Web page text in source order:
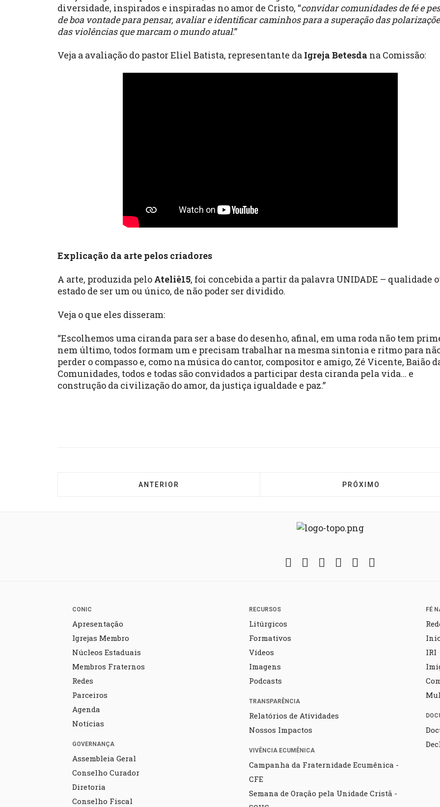
diversidade, inspirados e inspiradas no amor de Cristo, “convidar comunidades de fé e
de boa vontade para pensar, avaliar e identificar caminhos para a superação das
das violências que marcam o mundo atual.”
Veja a avaliação do pastor Eliel Batista, representante da Igreja Betesda na Comissão:
Explicação da arte pelos criadores
A arte, produzida pelo Ateliê15, foi concebida a partir da palavra UNIDADE – qualidade
estado de ser um ou único, de não poder ser dividido.
Veja o que eles disseram:
“Escolhemos uma ciranda para ser a base do desenho, afinal, em uma roda não tem
nem último, todos formam um e precisam trabalhar na mesma sintonia e ritmo para
perder o compasso e, como na música do cantor, compositor e amigo, Zé Vicente, Baião
Comunidades, todos e todas são convidados a participar desta ciranda pela vida... e
construção da civilização do amor, da justiça igualdade e paz.”
ARTIGO ANTERIOR: #SILÊNCIOPELADOR: SOLIDARIEDADE AOS
ANTERIOR PRÓXIMO ARTIGO:
PRÓXIMO
Facebook
TwitterInstagramYouTube
Fickr
CONIC
Apresentação
Igrejas Membro
Núcleos Estaduais
Membros Fraternos
Redes
Parceiros
Agenda
Notícias
GOVERNANÇA
Assembleia Geral
Conselho Curador
Diretoria
Conselho Fiscal
RECURSOS
Litúrgicos
Formativos
Vídeos
Imagens
Podcasts
TRANSPARÊNCIA
Relatórios de Atividades
Nossos Impactos
VIVÊNCIA ECUMÊNICA
Campanha da Fraternidade Ecumênica -
CFE
Semana de Oração pela Unidade Cristã -
FÉ
IRI